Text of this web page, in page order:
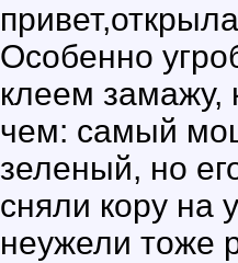
Особенно
клеем замажу,
чем: самый
зеленый, но
сняли кору на
неужели тоже